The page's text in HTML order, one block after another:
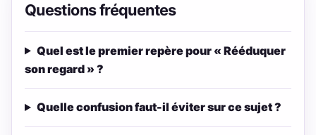
Questions fréquentes
Quel est le premier repère pour « Rééduquer
son regard » ?
Quelle confusion faut-il éviter sur ce sujet ?